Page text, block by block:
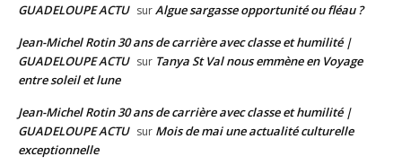
GUADELOUPE ACTU surAlgue sargasse opportunité ou fléau ?
Jean-Michel Rotin 30 ans de carrière avec classe et humilité |
GUADELOUPE ACTU sur Tanya St Val nous emmène en Voyage
entre soleil et lune
Jean-Michel Rotin 30 ans de carrière avec classe et humilité |
GUADELOUPE ACTU sur Mois de mai une actualité culturelle
exceptionnelle